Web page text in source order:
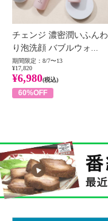
チェンジ 濃密潤いふんわ
り泡洗顔 バブルウォ...
期間限定：8/7〜13
¥17,820
¥6,980(税込)
60%OFF